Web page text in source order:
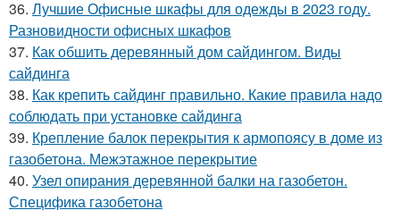
36. Лучшие Офисные шкафы для одежды в 2023 году.
Разновидности офисных шкафов
37. Как обшить деревянный дом сайдингом. Виды
сайдинга
38. Как крепить сайдинг правильно. Какие правила надо
соблюдать при установке сайдинга
39. Крепление балок перекрытия к армопоясу в доме из
газобетона. Межэтажное перекрытие
40. Узел опирания деревянной балки на газобетон.
Специфика газобетона